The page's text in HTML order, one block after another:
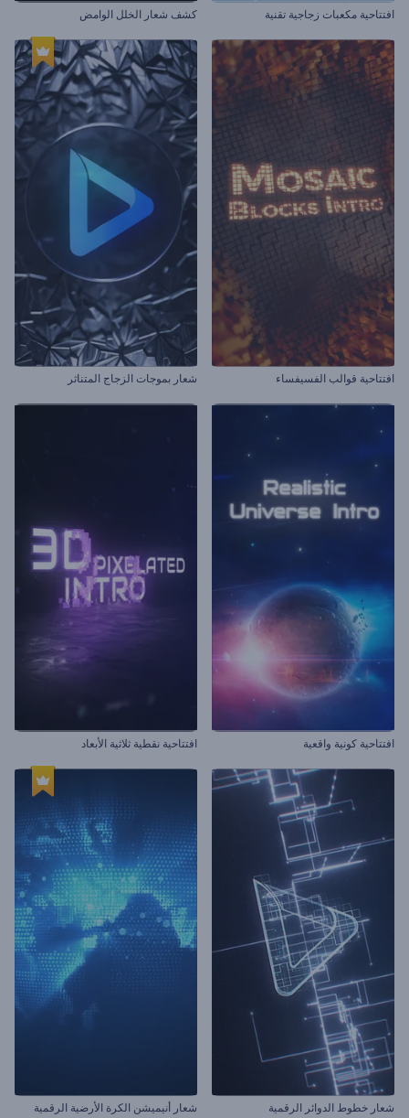
افتتاحية مكعبات زجاجية تقنية كشف شعار الخلل الوامض
افتتاحية قوالب الفسيفساء شعار بموجات الزجاج المتناثر
افتتاحية كونية واقعية افتتاحية نقطية ثلاثية الأبعاد
شعار خطوط الدوائر الرقمية شعار أنيميشن الكرة الأرضية الرقمية